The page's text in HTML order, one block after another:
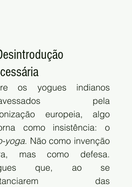
os yogues indianos
pela
europeia, algo
yoga. Não como invenção
mas como defesa.
que, ao se
das